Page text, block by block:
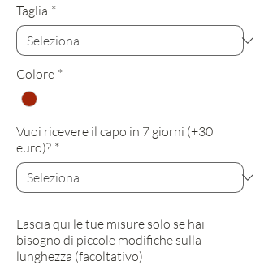
Taglia *
Colore *
Vuoi ricevere il capo in 7 giorni (+30
euro)? *
Lascia qui le tue misure solo se hai
bisogno di piccole modifiche sulla
lunghezza (facoltativo)